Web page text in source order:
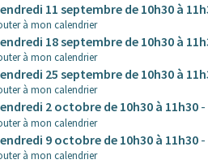
11 septembre de 10h30 à
à mon calendrier
18 septembre de 10h30 à
à mon calendrier
25 septembre de 10h30 à
à mon calendrier
2 octobre de 10h30 à 11h30
à mon calendrier
9 octobre de 10h30 à 11h30
à mon calendrier